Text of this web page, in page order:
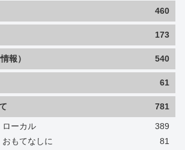
460
173
報） 540
61
781
ローカル
389
もてなしに
81